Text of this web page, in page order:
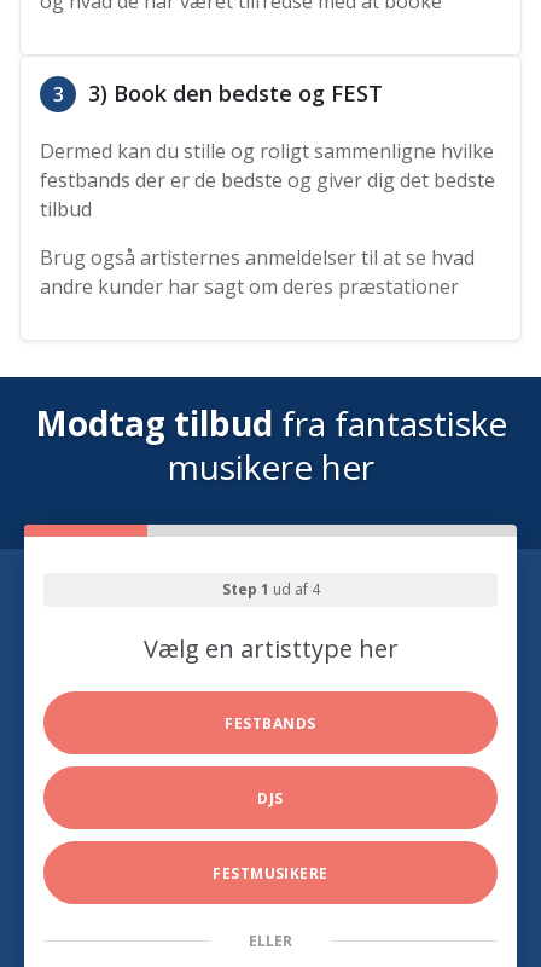
3 3) Book den bedste og FEST
Dermed kan du stille og roligt sammenligne hvilke
festbands der er de bedste og giver dig det bedste
tilbud
Brug også artisternes anmeldelser til at se hvad
andre kunder har sagt om deres præstationer
Modtag tilbud fra fantastiske
musikere her
Step 1 ud af 4
Vælg en artisttype her
FESTBANDS
DJS
FESTMUSIKERE
ELLER